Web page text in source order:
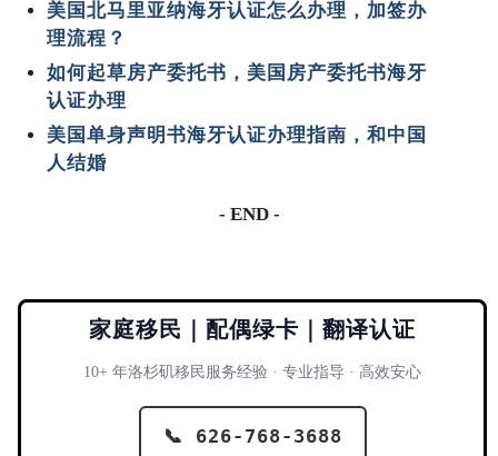
美国北马里亚纳海牙认证怎么办理，加签办
理流程？
如何起草房产委托书，美国房产委托书海牙
认证办理
美国单身声明书海牙认证办理指南，和中国
人结婚
- END -
家庭移民｜配偶绿卡｜翻译认证
10+ 年洛杉矶移民服务经验 · 专业指导 · 高效安心
📞 626-768-3688